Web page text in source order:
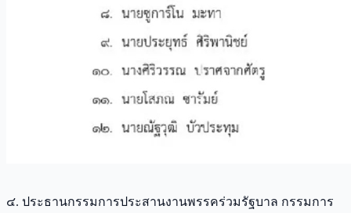
๔. ประธานกรรมการประสานงานพรรคร่วมรัฐบาล กรรมการ